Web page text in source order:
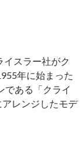
イスラー社がク
年に始まった
である「クライ
レンジしたモデ